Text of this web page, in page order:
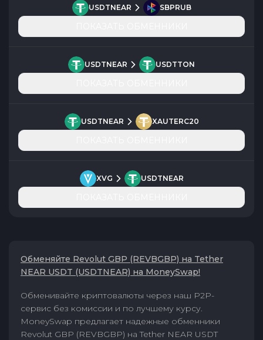
USDTNEAR SBPRUB
USDTNEAR USDTTON
USDTNEAR XAUTERC20
XVG USDTNEAR
Обменяйте Revolut GBP (REVBGBP) на Tether
NEAR USDT (USDTNEAR) на MoneySwap!
Обменивайте криптовалюты через наш P2P-
сервис без комиссии и по лучшему курсу.
MoneySwap предлагает надежные обменники
Revolut GBP (REVBGBP) на Tether NEAR USDT